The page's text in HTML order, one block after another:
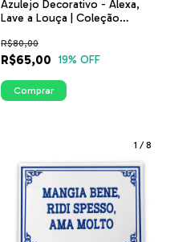
Azulejo Decorativo - Alexa,
Lave a Louça | Coleção
R$65,00
R$80,00
19% OFF
Comprar
1 /8